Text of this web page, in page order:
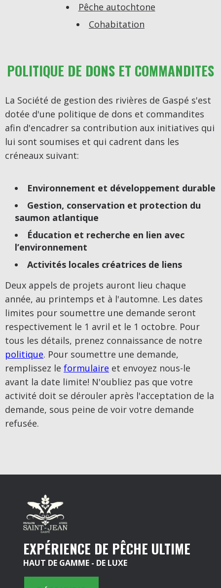
Pêche autochtone
Cohabitation
POLITIQUE DE DONS ET COMMANDITES
La Société de gestion des rivières de Gaspé s'est
dotée d'une politique de dons et commandites
afin d'encadrer sa contribution aux initiatives qui
lui sont soumises et qui cadrent dans les
créneaux suivant:
Environnement et développement durable
Gestion, conservation et protection du
saumon atlantique
Éducation et recherche en lien avec
l’environnement
Activités locales créatrices de liens
Deux appels de projets auront lieu chaque
année, au printemps et à l'automne. Les dates
limites pour soumettre une demande seront
respectivement le 1 avril et le 1 octobre. Pour
tous les détails, prenez connaissance de notre
politique. Pour soumettre une demande,
remplissez le formulaire et envoyez nous-le
avant la date limite! N'oubliez pas que votre
activité doit se dérouler après l'acceptation de la
demande, sous peine de voir votre demande
refusée.
EXPÉRIENCE DE PÊCHE ULTIME
HAUT DE GAMME - DE LUXE